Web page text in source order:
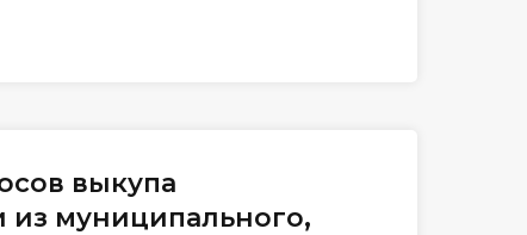
выкупа
муниципального,